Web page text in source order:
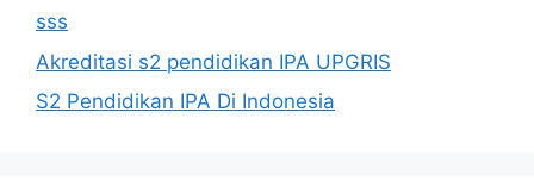
sss
Akreditasi s2 pendidikan IPA UPGRIS
S2 Pendidikan IPA Di Indonesia